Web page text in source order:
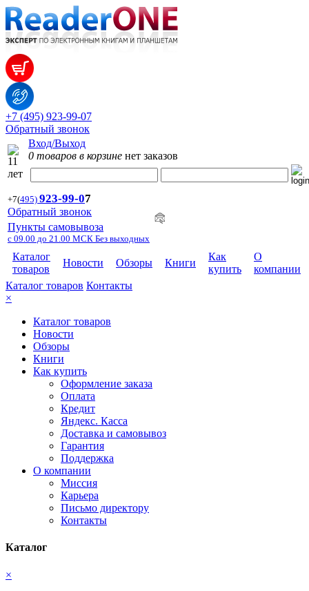
+7 (495) 923-99-07
Обратный звонок
Вход/Выход
0 товаров в корзине нет заказов
+7(495) 923-99-07
Обратный звонок
Пункты самовывоза
с 09.00 до 21.00 МСК Без выходных
Каталог
товаров
Новости Обзоры Книги
Как
купить
О
компании
Каталог товаров Контакты
×
Каталог товаров
Новости
Обзоры
Книги
Как купить
Оформление заказа
Оплата
Кредит
Яндекс. Касса
Доставка и самовывоз
Гарантия
Поддержка
О компании
Миссия
Карьера
Письмо директору
Контакты
Каталог
×